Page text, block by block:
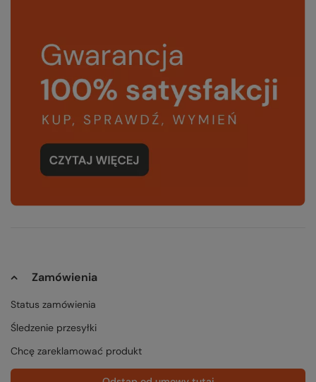
Zamówienia
Status zamówienia
Śledzenie przesyłki
Chcę zareklamować produkt